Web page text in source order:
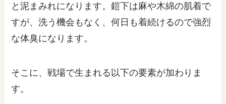
と泥まみれになります。鎧下は麻や木綿の肌着で
すが、洗う機会もなく、何日も着続けるので強烈
な体臭になります。
そこに、戦場で生まれる以下の要素が加わりま
す。